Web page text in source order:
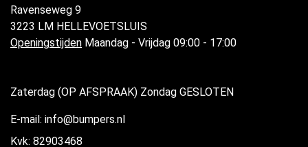
Ravenseweg 9
3223 LM HELLEVOETSLUIS
Openingstijden Maandag - Vrijdag 09:00 - 17:00
Zaterdag (OP AFSPRAAK) Zondag GESLOTEN
E-mail: info@bumpers.nl
Kvk: 82903468